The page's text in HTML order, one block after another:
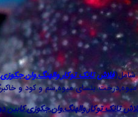
شامل(فلاش تانک توکار,والهنگ,وان,جکوزی
بنسای میوه,سم و کود و
تانک توکار,والهنگ,وان,جکوزی,کابین